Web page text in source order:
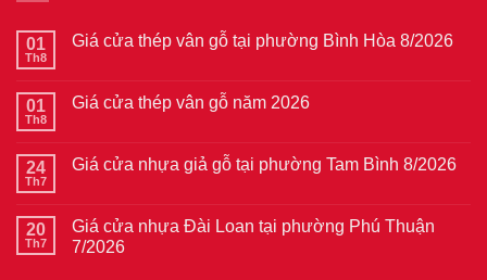
01
Th8
Giá cửa thép vân gỗ tại phường Bình Hòa 8/2026
luận
thép
vân
phường
Bình
Hòa
01
Th8
Giá cửa thép vân gỗ năm 2026
luận
thép
vân
gỗ
24
Th7
Giá cửa nhựa giả gỗ tại phường Tam Bình 8/2026
luận
ở
Giá
20
Th7
Giá cửa nhựa Đài Loan tại phường Phú Thuận
7/2026